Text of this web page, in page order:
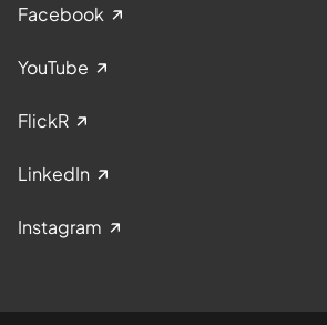
Facebook
YouTube
FlickR
LinkedIn
Instagram